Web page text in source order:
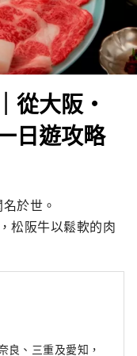
從大阪・
日遊攻略
於世。
松阪牛以鬆軟的肉
良、三重及愛知，